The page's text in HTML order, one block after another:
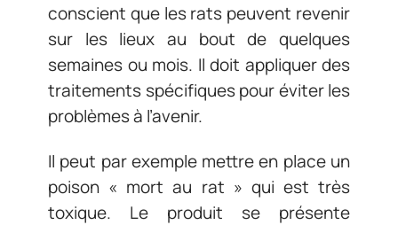
conscient que les rats peuvent revenir
sur les lieux au bout de quelques
semaines ou mois. Il doit appliquer des
traitements spécifiques pour éviter les
problèmes à l’avenir.
Il peut par exemple mettre en place un
poison « mort au rat » qui est très
toxique. Le produit se présente